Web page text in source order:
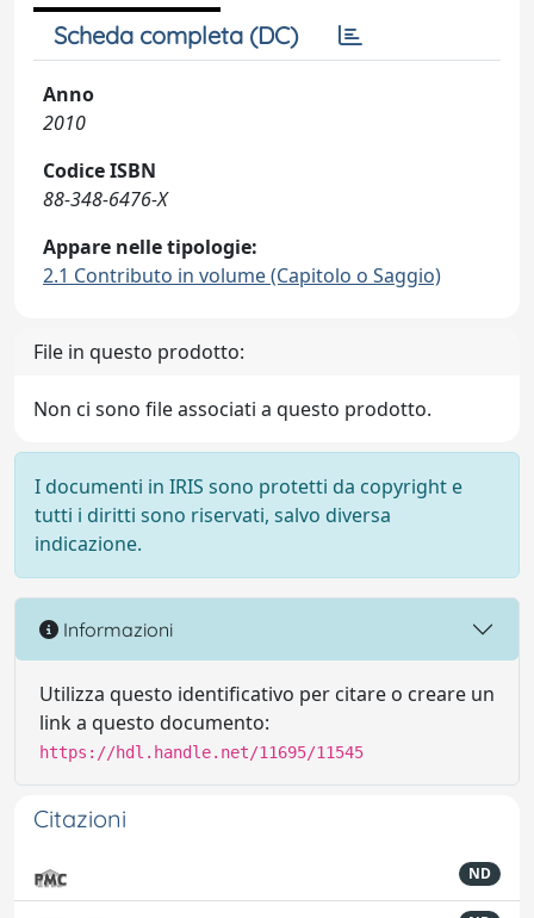
Scheda completa (DC)
Anno
2010
Codice ISBN
88-348-6476-X
Appare nelle tipologie:
2.1 Contributo in volume (Capitolo o Saggio)
File in questo prodotto:
Non ci sono file associati a questo prodotto.
I documenti in IRIS sono protetti da copyright e
tutti i diritti sono riservati, salvo diversa
indicazione.
Informazioni
Utilizza questo identificativo per citare o creare un
link a questo documento:
https://hdl.handle.net/11695/11545
Citazioni
ND